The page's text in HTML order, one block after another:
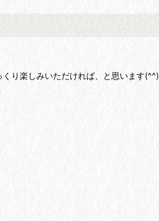
り楽しみいただければ、と思います(^^)